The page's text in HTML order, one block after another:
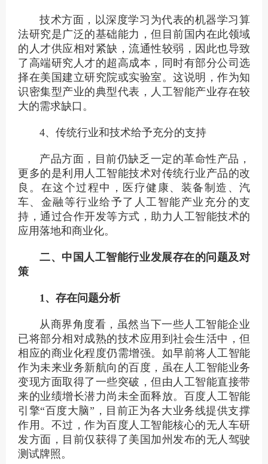
技术方面，以深度学习为代表的机器学习算
法研究是广泛的基础能力，但目前国内在此领域
的人才供应相对紧缺，流通性较弱，因此也导致
了高端研究人才的超高成本，同时有部分公司选
择在美国建立研究院或实验室。这说明，作为知
识密集型产业的典型代表，人工智能产业存在较
大的需求缺口。
4、传统行业和技术给予充分的支持
产品方面，目前仍缺乏一定的革命性产品，
更多的是利用人工智能技术对传统行业产品的改
良。在这个过程中，医疗健康、装备制造、汽
车、金融等行业给予了人工智能产业充分的支
持，通过合作开发等方式，助力人工智能技术的
应用落地和商业化。
二、中国人工智能行业发展存在的问题及对
策
1、存在问题分析
从商界角度看，虽然当下一些人工智能企业
已将部分相对成熟的技术应用到社会生活中，但
相应的商业化程度仍需增强。如早前将人工智能
作为未来业务新航向的百度，虽在人工智能业务
变现方面取得了一些突破，但由人工智能直接带
来的业绩增长潜力尚未全面释放。百度人工智能
引擎“百度大脑”，目前正为各大业务线提供支撑
作用。不过，作为百度人工智能核心的无人车研
发方面，目前仅获得了美国加州发布的无人驾驶
测试牌照。